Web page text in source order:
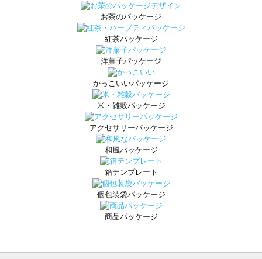
お茶のパッケージ
紅茶パッケージ
洋菓子パッケージ
かっこいいパッケージ
米・雑穀パッケージ
アクセサリーパッケージ
和風パッケージ
箱テンプレート
個包装袋パッケージ
商品パッケージ